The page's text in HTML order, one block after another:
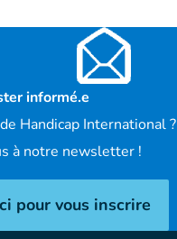
informé.e
Handicap International ?
à notre newsletter !
pour vous inscrire